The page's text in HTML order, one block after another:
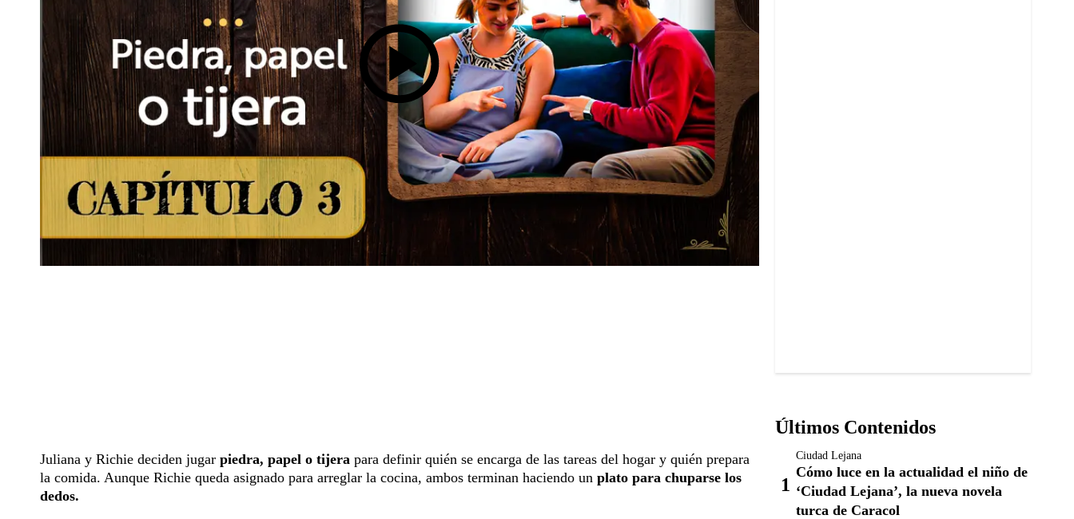
Juliana y Richie deciden jugar piedra, papel o tijera para definir quién se encarga de las tareas del hogar y quién prepara
la comida. Aunque Richie queda asignado para arreglar la cocina, ambos terminan haciendo un plato para chuparse los
dedos.
Últimos Contenidos
Ciudad Lejana
Cómo luce en la actualidad el niño de
‘Ciudad Lejana’, la nueva novela
turca de Caracol